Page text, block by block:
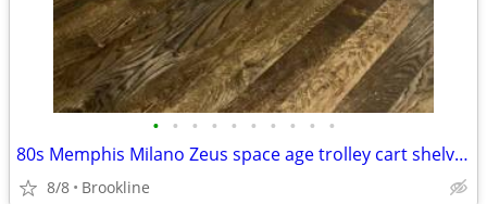
• • • • • • • • • •
80s Memphis Milano Zeus space age trolley cart shelving Italy NEW
8/8 Brookline